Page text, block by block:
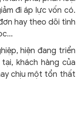
đi áp lực vốn có.
hay theo dõi tình
hiện đang triển
khách hàng của
chịu một tổn thất